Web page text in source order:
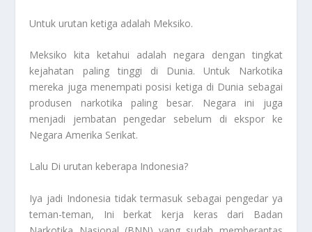
Untuk urutan ketiga adalah Meksiko.
Meksiko kita ketahui adalah negara dengan tingkat
kejahatan paling tinggi di Dunia. Untuk Narkotika
mereka juga menempati posisi ketiga di Dunia sebagai
produsen narkotika paling besar. Negara ini juga
menjadi jembatan pengedar sebelum di ekspor ke
Negara Amerika Serikat.
Lalu Di urutan keberapa Indonesia?
Iya jadi Indonesia tidak termasuk sebagai pengedar ya
teman-teman, Ini berkat kerja keras dari Badan